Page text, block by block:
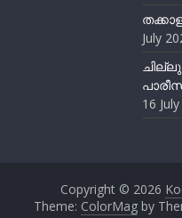
July
16
Copyright © 2026
Theme: ColorMagby